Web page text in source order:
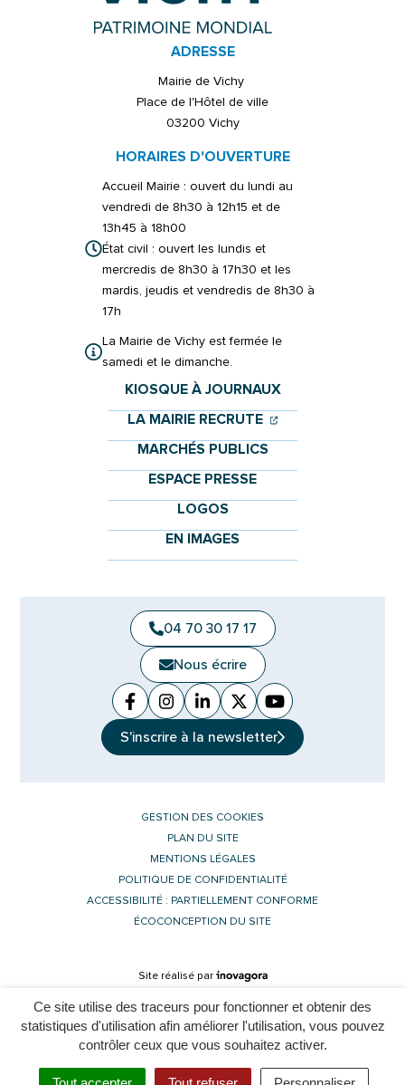
Ce site utilise des traceurs pour fonctionner et obtenir des
statistiques d'utilisation afin améliorer l'utilisation, vous pouvez
contrôler ceux que vous souhaitez activer.
ADRESSE
Mairie de Vichy
Place de l'Hôtel de ville
03200 Vichy
HORAIRES D'OUVERTURE
Accueil Mairie : ouvert du lundi au
vendredi de 8h30 à 12h15 et de
13h45 à 18h00
État civil : ouvert les lundis et
mercredis de 8h30 à 17h30 et les
mardis, jeudis et vendredis de 8h30 à
17h
La Mairie de Vichy est fermée le
samedi et le dimanche.
KIOSQUE À JOURNAUX
LA MAIRIE RECRUTE (OUVERTURE
(OUVERTURE
MARCHÉS PUBLICS
ESPACE PRESSE
LOGOS
EN IMAGES
04 70 30 17 17
Nous écrire
Facebook
(ouverture dans un nouvel onglet)
Instagram
(ouverture dans un nouvel
Linkedin
(ouverture dans un nouvel
X (Twitter)
(ouverture dans un
YouTube
(ouverture dans
S'inscrire à la newsletter
GESTION DES COOKIES
PLAN DU SITE
MENTIONS LÉGALES
POLITIQUE DE CONFIDENTIALITÉ
ACCESSIBILITÉ : PARTIELLEMENT CONFORME
ÉCOCONCEPTION DU SITE
Site réalisé par Inovagora (ouverture dans un nouvel
L'assistant est momentanément indisponible. Merci de réessayer